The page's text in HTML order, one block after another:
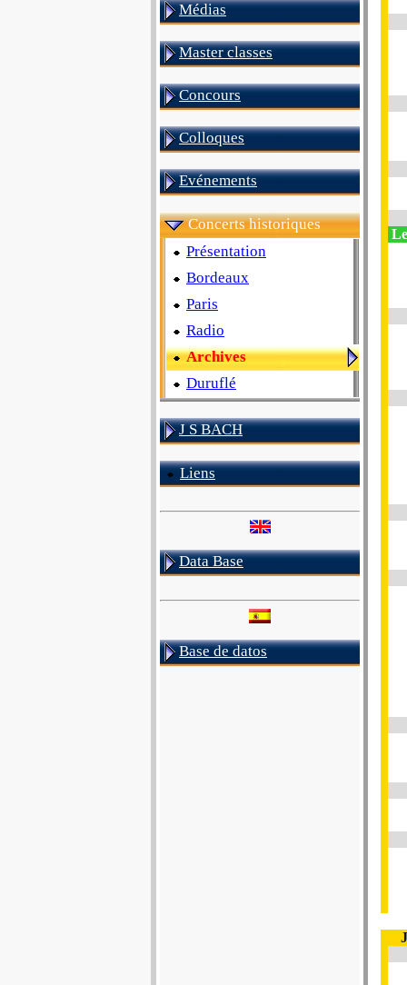
Médias
Master classes
Concours
Colloques
Evénements
Concerts historiques
Présentation
Bordeaux
Paris
Radio
Archives
Duruflé
J S BACH
Liens
Data Base
Base de datos